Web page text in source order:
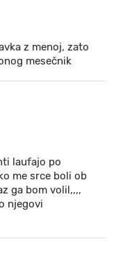
z menoj, zato
mesečnik
laufajo po
me srce boli ob
ga bom volil,,,,
njegovi